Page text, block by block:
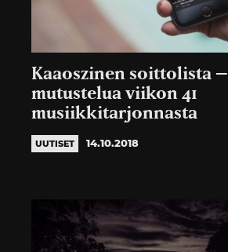
Kaaoszinen soittolista –
mutustelua viikon 41
musiikkitarjonnasta
UUTISET 14.10.2018